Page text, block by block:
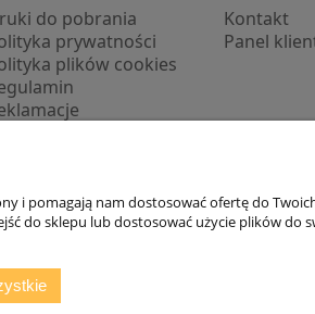
do pobrania
prywatności
plików cookies
Kontakt
Panel
Zarejestruj się/Zaloguj się
i pomagają nam dostosować ofertę do
do sklepu lub dostosować użycie plików do